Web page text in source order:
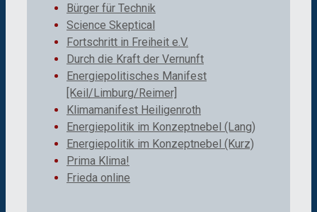
Bürger für Technik
Science Skeptical
Fortschritt in Freiheit e.V.
Durch die Kraft der Vernunft
Energiepolitisches Manifest
[Keil/Limburg/Reimer]
Klimamanifest Heiligenroth
Energiepolitik im Konzeptnebel (Lang)
Energiepolitik im Konzeptnebel (Kurz)
Prima Klima!
Frieda online